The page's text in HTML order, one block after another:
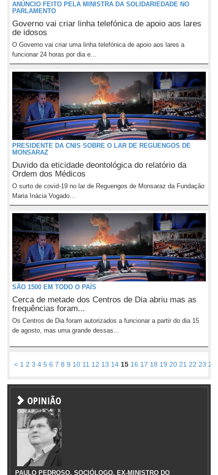
ANÚNCIO FEITO PELA MINISTRA DA SOLIDARIEDADE NO
PARLAMENTO
Governo vai criar linha telefónica de apoio aos lares
de idosos
O Governo vai criar uma linha telefónica de apoio aos lares a
funcionar 24 horas por dia e...
PRESIDENTE DA CNIS SOBRE O LAR DE REGUENGOS DE
MONSARAZ
Duvido da eticidade deontológica do relatório da
Ordem dos Médicos
O surto de covid-19 no lar de Reguengos de Monsaraz da Fundação
Maria Inácia Vogado...
SÃO 1500 EM TODO O PAÍS
Cerca de metade dos Centros de Dia abriu mas as
frequências foram...
Os Centros de Dia foram autorizados a funcionar a partir do dia 15
de agosto, mas uma grande dessas...
< 1 2 3 4 5 6 7 8 9 10 11 12 13 14 15 16 17 18 19 20 21 22 23 24
OPINIÃO
PAULO PEDROSO, SOCIÓLOGO, EX-MINISTRO DO